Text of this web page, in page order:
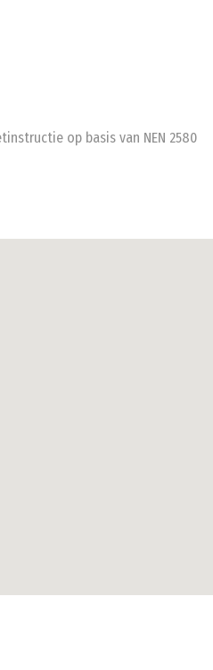
op basis van NEN 2580